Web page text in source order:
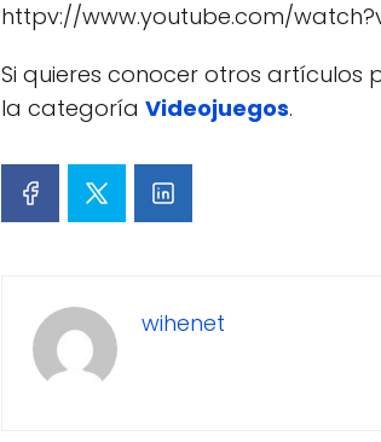
httpv://www.youtube.com/
Si quieres conocer otros artículos
la categoría Videojuegos.
wihenet